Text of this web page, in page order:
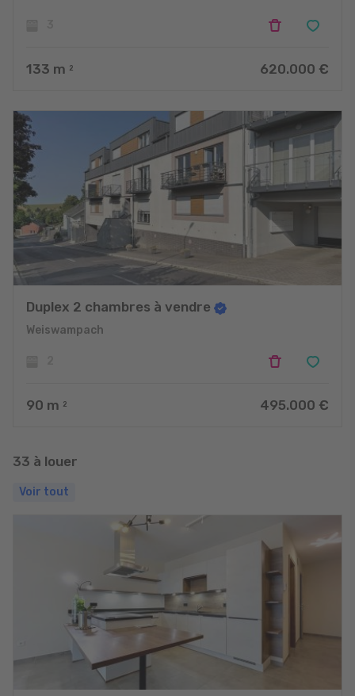
133 m 2 620.000 €
Duplex 2 chambres à vendre
Weiswampach
90 m 2 495.000 €
33 à louer
Voir tout